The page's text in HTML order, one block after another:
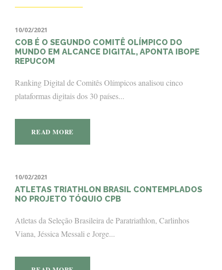
10/02/2021
COB É O SEGUNDO COMITÊ OLÍMPICO DO
MUNDO EM ALCANCE DIGITAL, APONTA IBOPE
REPUCOM
Ranking Digital de Comitês Olímpicos analisou cinco
plataformas digitais dos 30 países...
READ MORE
10/02/2021
ATLETAS TRIATHLON BRASIL CONTEMPLADOS
NO PROJETO TÓQUIO CPB
Atletas da Seleção Brasileira de Paratriathlon, Carlinhos
Viana, Jéssica Messali e Jorge...